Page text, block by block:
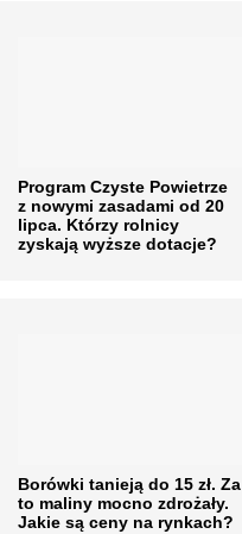
Program Czyste Powietrze
z nowymi zasadami od 20
lipca. Którzy rolnicy
zyskają wyższe dotacje?
Borówki tanieją do 15 zł. Za
to maliny mocno zdrożały.
Jakie są ceny na rynkach?